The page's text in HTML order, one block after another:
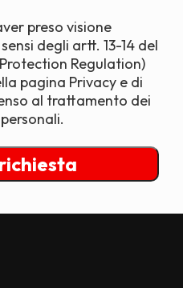
preso visione
degli artt. 13-14 del
Regulation)
pagina Privacy e di
al trattamento dei